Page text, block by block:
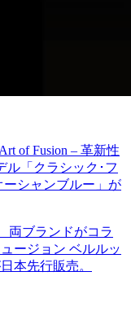
of Fusion ‒ 革新性
ル「クラシック･フ
ーシャンブルー」が
両ブランドがコラ
ージョン ベルルッ
本先行販売。